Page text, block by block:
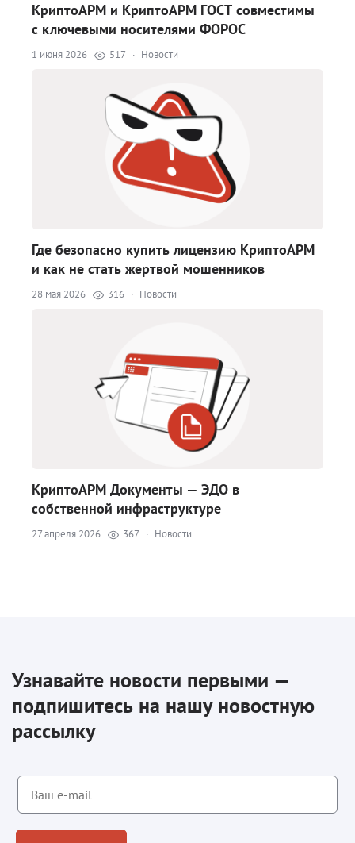
КриптоАРМ и КриптоАРМ ГОСТ совместимы
с ключевыми носителями ФОРОС
1 июня 2026 517 · Новости
Где безопасно купить лицензию КриптоАРМ
и как не стать жертвой мошенников
28 мая 2026 316 · Новости
КриптоАРМ Документы — ЭДО в
собственной инфраструктуре
27 апреля 2026 367 · Новости
Узнавайте новости первыми —
подпишитесь на нашу новостную
рассылку